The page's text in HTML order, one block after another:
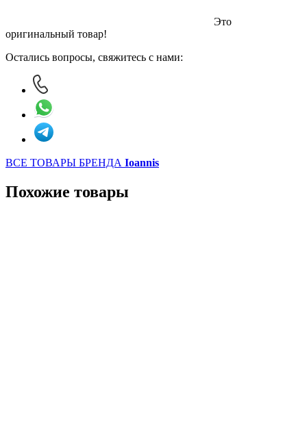
Это
оригинальный товар!
Остались вопросы, свяжитесь с нами:
ВСЕ ТОВАРЫ БРЕНДА Ioannis
Похожие товары